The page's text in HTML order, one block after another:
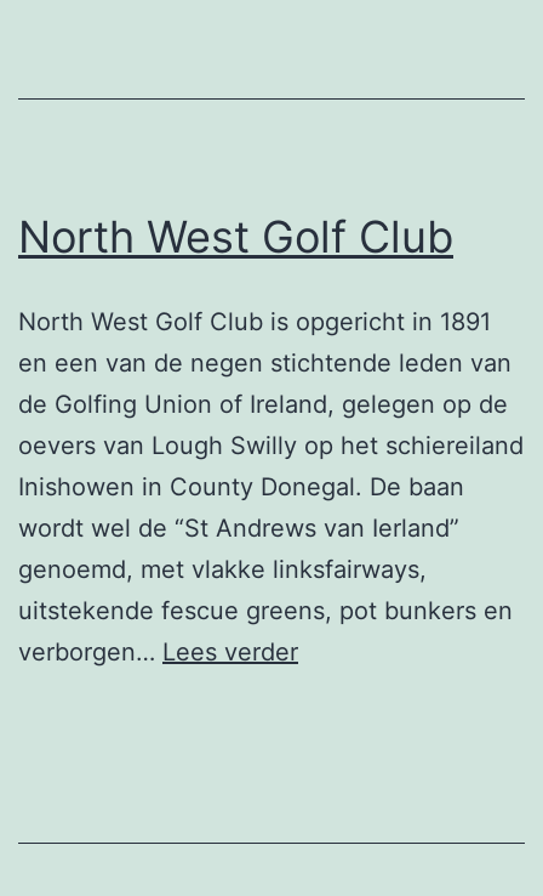
North West Golf Club
North West Golf Club is opgericht in 1891
en een van de negen stichtende leden van
de Golfing Union of Ireland, gelegen op de
oevers van Lough Swilly op het schiereiland
Inishowen in County Donegal. De baan
wordt wel de “St Andrews van Ierland”
genoemd, met vlakke linksfairways,
uitstekende fescue greens, pot bunkers en
verborgen… Lees verderNorth